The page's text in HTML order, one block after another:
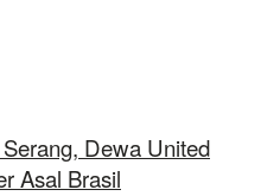
Dewa United
Asal Brasil